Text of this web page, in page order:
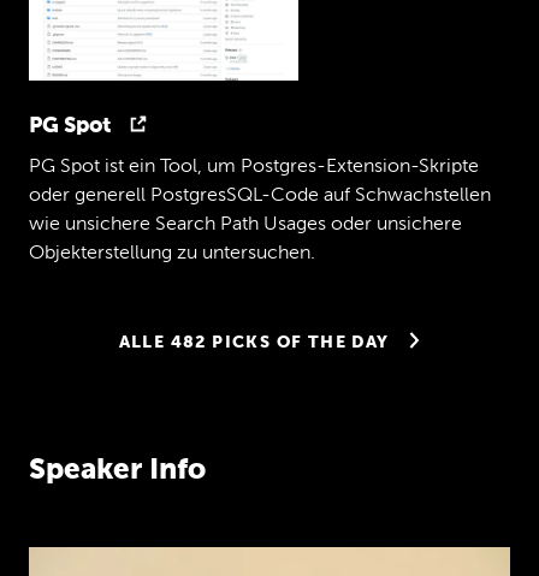
PG Spot
PG Spot ist ein Tool, um Postgres-Extension-Skripte
oder generell PostgresSQL-Code auf Schwachstellen
wie unsichere Search Path Usages oder unsichere
Objekterstellung zu untersuchen.
ALLE 482 PICKS OF THE DAY
Speaker Info